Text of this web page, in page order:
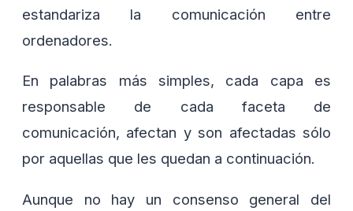
estandariza la comunicación entre
ordenadores.
En palabras más simples, cada capa es
responsable de cada faceta de
comunicación, afectan y son afectadas sólo
por aquellas que les quedan a continuación.
Aunque no hay un consenso general del